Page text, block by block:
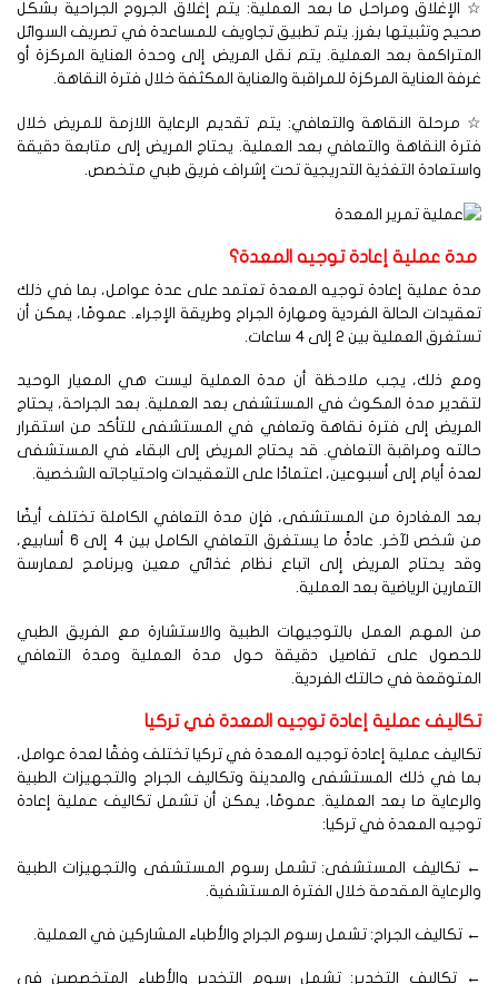
الإغلاق ومراحل ما بعد العملية: يتم إغلاق الجروح الجراحية بشكل
وتثبيتها بغرز. يتم تطبيق تجاويف للمساعدة في تصريف السوائل
بعد العملية. يتم نقل المريض إلى وحدة العناية المركزة أو
العناية المركزة للمراقبة والعناية المكثفة خلال فترة النقاهة.
مرحلة النقاهة والتعافي: يتم تقديم الرعاية اللازمة للمريض خلال
النقاهة والتعافي بعد العملية. يحتاج المريض إلى متابعة دقيقة
التغذية التدريجية تحت إشراف فريق طبي متخصص.
عملية إعادة توجيه المعدة؟
عملية إعادة توجيه المعدة تعتمد على عدة عوامل، بما في ذلك
الحالة الفردية ومهارة الجراح وطريقة الإجراء. عمومًا، يمكن أن
العملية بين 2 إلى 4 ساعات.
ذلك، يجب ملاحظة أن مدة العملية ليست هي المعيار الوحيد
مدة المكوث في المستشفى بعد العملية. بعد الجراحة، يحتاج
إلى فترة نقاهة وتعافي في المستشفى للتأكد من استقرار
ومراقبة التعافي. قد يحتاج المريض إلى البقاء في المستشفى
أيام إلى أسبوعين، اعتمادًا على التعقيدات واحتياجاته الشخصية.
المغادرة من المستشفى، فإن مدة التعافي الكاملة تختلف أيضًا
من شخص لآخر. عادةً ما يستغرق التعافي الكامل بين 4 إلى 6 أسابيع،
يحتاج المريض إلى اتباع نظام غذائي معين وبرنامج لممارسة
الرياضية بعد العملية.
المهم العمل بالتوجيهات الطبية والاستشارة مع الفريق الطبي
على تفاصيل دقيقة حول مدة العملية ومدة التعافي
في حالتك الفردية.
عملية إعادة توجيه المعدة في تركيا
عملية إعادة توجيه المعدة في تركيا تختلف وفقًا لعدة عوامل،
في ذلك المستشفى والمدينة وتكاليف الجراح والتجهيزات الطبية
ما بعد العملية. عمومًا، يمكن أن تشمل تكاليف عملية إعادة
المعدة في تركيا:
تكاليف المستشفى: تشمل رسوم المستشفى والتجهيزات الطبية
المقدمة خلال الفترة المستشفية.
تكاليف الجراح: تشمل رسوم الجراح والأطباء المشاركين في العملية.
تكاليف التخدير: تشمل رسوم التخدير والأطباء المتخصصين في